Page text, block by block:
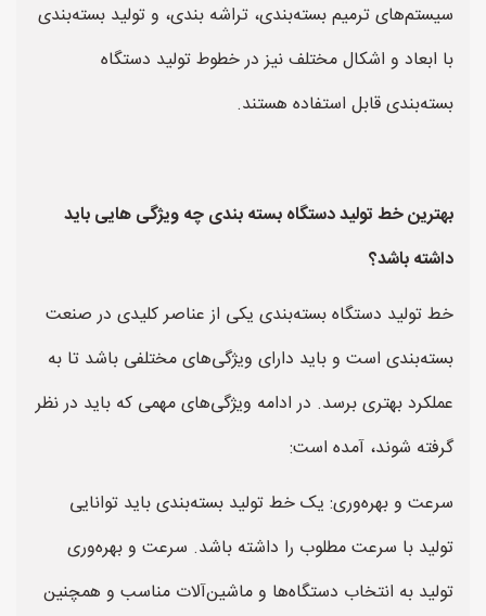
سیستم‌های ترمیم بسته‌بندی، تراشه بندی، و تولید بسته‌بندی
با ابعاد و اشکال مختلف نیز در خطوط تولید دستگاه
بسته‌بندی قابل استفاده هستند.
بهترین خط تولید دستگاه بسته بندی چه ویژگی هایی باید
داشته باشد؟
خط تولید دستگاه بسته‌بندی یکی از عناصر کلیدی در صنعت
بسته‌بندی است و باید دارای ویژگی‌های مختلفی باشد تا به
عملکرد بهتری برسد. در ادامه ویژگی‌های مهمی که باید در نظر
گرفته شوند، آمده است:
سرعت و بهره‌وری: یک خط تولید بسته‌بندی باید توانایی
تولید با سرعت مطلوب را داشته باشد. سرعت و بهره‌وری
تولید به انتخاب دستگاه‌ها و ماشین‌آلات مناسب و همچنین